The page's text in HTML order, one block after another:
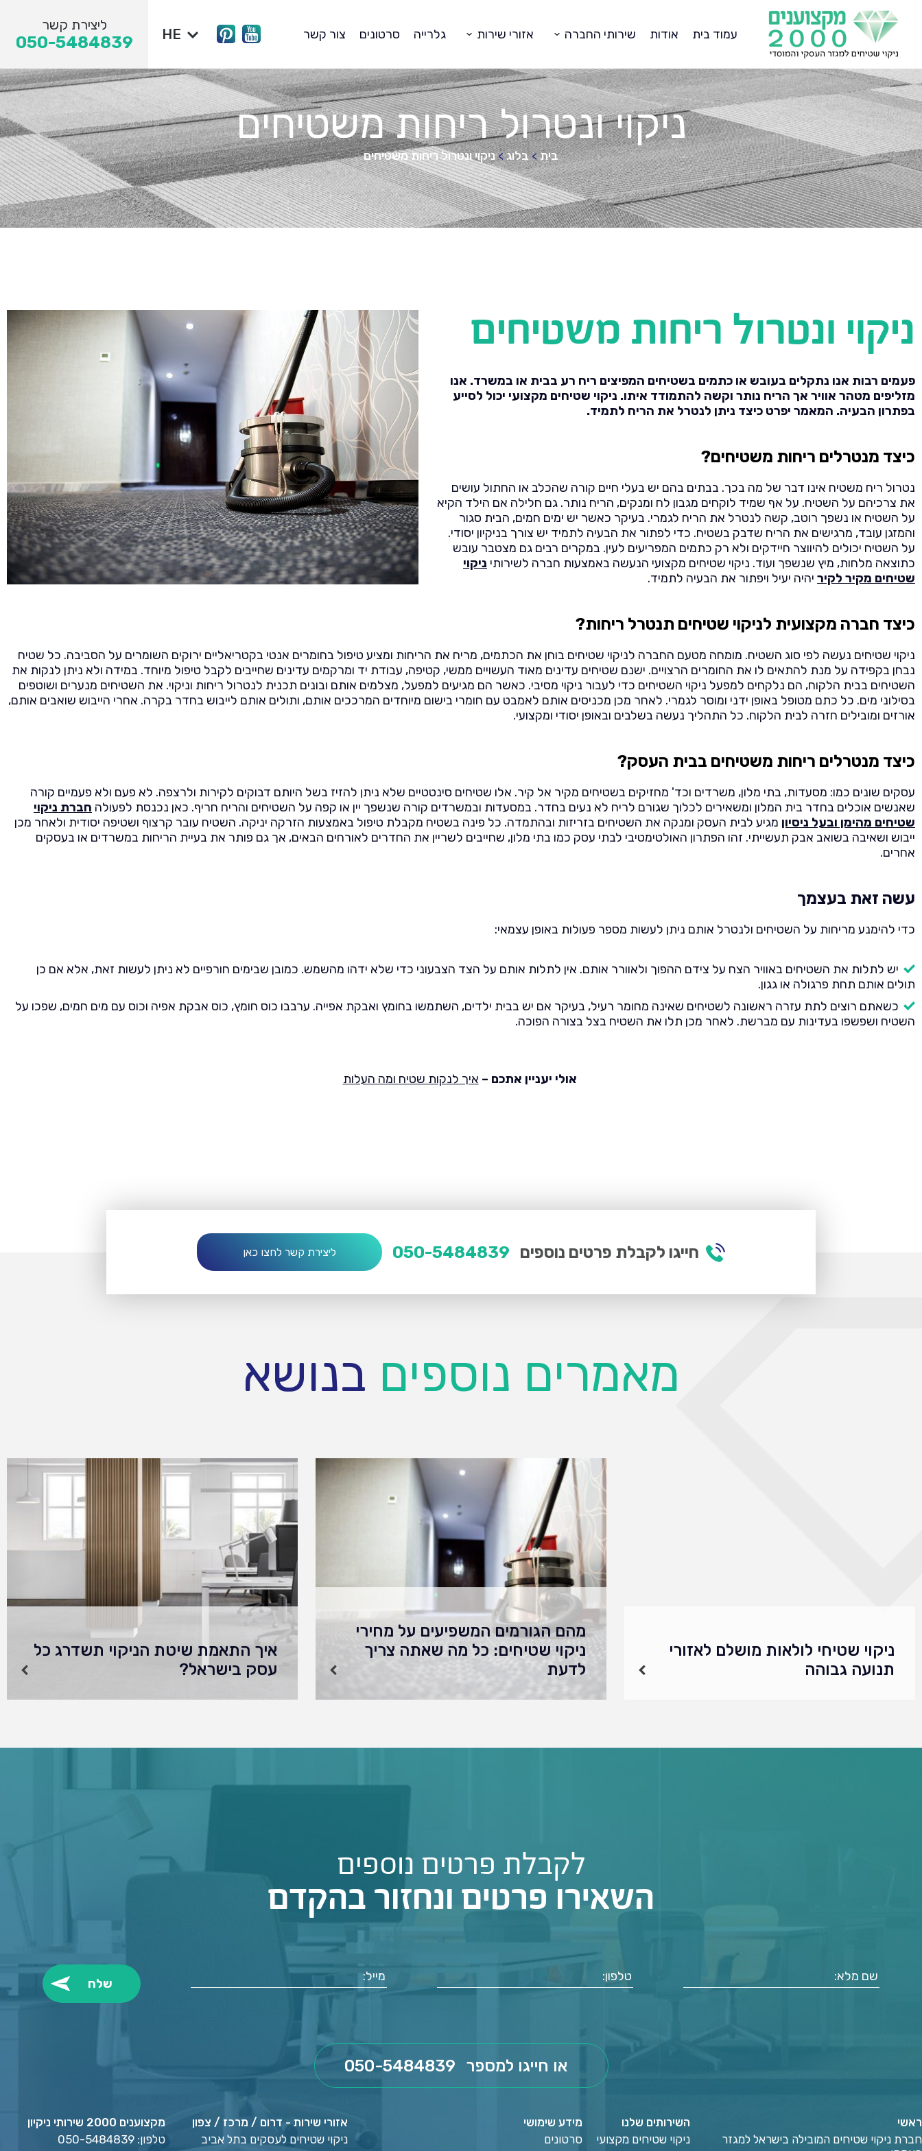
עמוד בית אודות שירותי החברה אזורי שירות גלרייה סרטונים צור קשר HE
ליצירת קשר
050-5484839
ניקוי ונטרול ריחות משטיחים
בית>בלוג>ניקוי ונטרול ריחות משטיחים
ניקוי ונטרול ריחות משטיחים
פעמים רבות אנו נתקלים בעובש או כתמים בשטיחים המפיצים ריח רע בבית או במשרד. אנו
מזליפים מטהר אוויר אך הריח נותר וקשה להתמודד איתו. ניקוי שטיחים מקצועי יכול לסייע
בפתרון הבעיה. המאמר יפרט כיצד ניתן לנטרל את הריח לתמיד.
כיצד מנטרלים ריחות משטיחים?
נטרול ריח משטיח אינו דבר של מה בכך. בבתים בהם יש בעלי חיים קורה שהכלב או החתול עושים
את צרכיהם על השטיח. על אף שמיד לוקחים מגבון לח ומנקים, הריח נותר. גם חלילה אם הילד הקיא
על השטיח או נשפך רוטב, קשה לנטרל את הריח לגמרי. בעיקר כאשר יש ימים חמים, הבית סגור
והמזגן עובד, מרגישים את הריח שדבק בשטיח. כדי לפתור את הבעיה לתמיד יש צורך בניקיון יסודי.
על השטיח יכולים להיווצר חיידקים ולא רק כתמים המפריעים לעין. במקרים רבים גם מצטבר עובש
כתוצאה מלחות, מיץ שנשפך ועוד. ניקוי שטיחים מקצועי הנעשה באמצעות חברה לשירותי ניקוי
שטיחים מקיר לקיר יהיה יעיל ויפתור את הבעיה לתמיד.
כיצד חברה מקצועית לניקוי שטיחים תנטרל ריחות?
ניקוי שטיחים נעשה לפי סוג השטיח. מומחה מטעם החברה לניקוי שטיחים בוחן את הכתמים, מריח את הריחות ומציע טיפול בחומרים אנטי בקטריאליים ירוקים השומרים על הסביבה. כל שטיח
נבחן בקפידה על מנת להתאים לו את החומרים הרצויים. ישנם שטיחים עדינים מאוד העשויים ממשי, קטיפה, עבודת יד ומרקמים עדינים שחייבים לקבל טיפול מיוחד. במידה ולא ניתן לנקות את
השטיחים בבית הלקוח, הם נלקחים למפעל ניקוי השטיחים כדי לעבור ניקוי מסיבי. כאשר הם מגיעים למפעל, מצלמים אותם ובונים תכנית לנטרול ריחות וניקוי. את השטיחים מנערים ושוטפים
בסילוני מים. כל כתם מטופל באופן ידני ומוסר לגמרי. לאחר מכן מכניסים אותם לאמבט עם חומרי בישום מיוחדים המרככים אותם, ותולים אותם לייבוש בחדר בקרה. אחרי הייבוש שואבים אותם,
אורזים ומובילים חזרה לבית הלקוח. כל התהליך נעשה בשלבים ובאופן יסודי ומקצועי.
כיצד מנטרלים ריחות משטיחים בבית העסק?
עסקים שונים כמו: מסעדות, בתי מלון, משרדים וכד' מחזיקים בשטיחים מקיר אל קיר. אלו שטיחים סינטטיים שלא ניתן להזיז בשל היותם דבוקים לקירות ולרצפה. לא פעם ולא פעמיים קורה
שאנשים אוכלים בחדר בית המלון ומשאירים לכלוך שגורם לריח לא נעים בחדר. במסעדות ובמשרדים קורה שנשפך יין או קפה על השטיחים והריח חריף. כאן נכנסת לפעולה חברת ניקוי
שטיחים מהימן ובעל ניסיון מגיע לבית העסק ומנקה את השטיחים בזריזות ובהתמדה. כל פינה בשטיח מקבלת טיפול באמצעות הזרקה יניקה. השטיח עובר קרצוף ושטיפה יסודית ולאחר מכן
ייבוש ושאיבה בשואב אבק תעשייתי. זהו הפתרון האולטימטיבי לבתי עסק כמו בתי מלון, שחייבים לשריין את החדרים לאורחים הבאים, אך גם פותר את בעיית הריחות במשרדים או בעסקים
אחרים.
עשה זאת בעצמך
כדי להימנע מריחות על השטיחים ולנטרל אותם ניתן לעשות מספר פעולות באופן עצמאי:
יש לתלות את השטיחים באוויר הצח על צידם ההפוך ולאוורר אותם. אין לתלות אותם על הצד הצבעוני כדי שלא ידהו מהשמש. כמובן שבימים חורפיים לא ניתן לעשות זאת, אלא אם כן
תולים אותם תחת פרגולה או גגון.
כשאתם רוצים לתת עזרה ראשונה לשטיחים שאינה מחומר רעיל, בעיקר אם יש בבית ילדים, השתמשו בחומץ ואבקת אפייה. ערבבו כוס חומץ, כוס אבקת אפיה וכוס עם מים חמים, שפכו על
השטיח ושפשפו בעדינות עם מברשת. לאחר מכן תלו את השטיח בצל בצורה הפוכה.
אולי יעניין אתכם – איך לנקות שטיח ומה העלות
חייגו לקבלת פרטים נוספים 050-5484839 ליצירת קשר לחצו כאן
מאמרים נוספים בנושא
ניקוי שטיחי לולאות מושלם לאזורי
תנועה גבוהה
נכון? ארוגים בצפיפות, מרגישים נעים תחת
מהם הגורמים המשפיעים על מחירי
ניקוי שטיחים: כל מה שאתה צריך
לדעת
המשפיעים על מבנה התמחור. הבנת האלמנטים
איך התאמת שיטת הניקוי תשדרג כל
עסק בישראל?
הכלי הסודי שלכם להבנה עמוקה…
לקבלת פרטים נוספים
השאירו פרטים ונחזור בהקדם
או חייגו למספר 050-5484839
ראשי
חברת ניקוי שטיחים המובילה בישראל למגזר
השירותים שלנו
ניקוי שטיחים מקצועי
מידע שימושי
סרטונים
אזורי שירות - דרום / מרכז / צפון
ניקוי שטיחים לעסקים בתל אביב
מקצוענים 2000 שירותי ניקיון
טלפון: 050-5484839